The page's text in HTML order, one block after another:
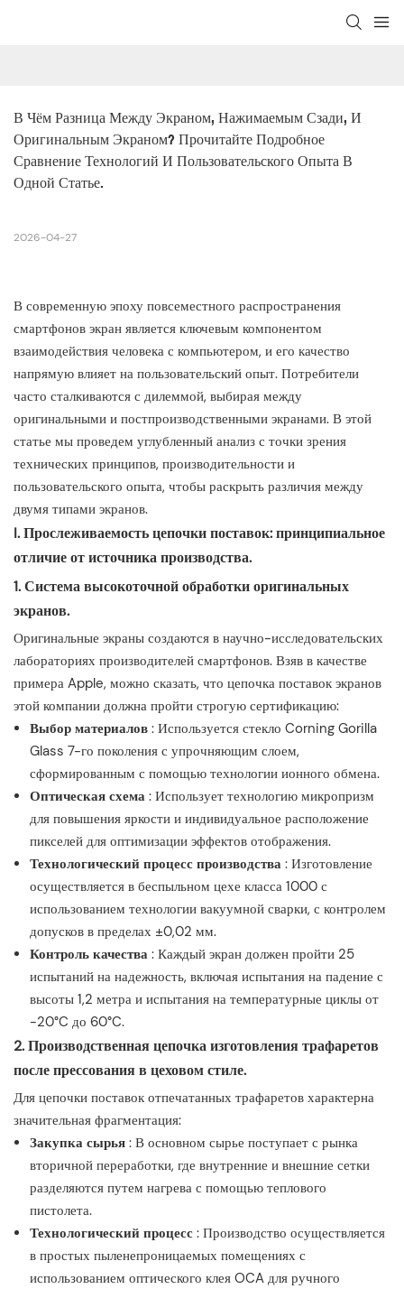
В Чём Разница Между Экраном, Нажимаемым Сзади, И
Оригинальным Экраном? Прочитайте Подробное
Сравнение Технологий И Пользовательского Опыта В
Одной Статье.
2026-04-27
В современную эпоху повсеместного распространения
смартфонов экран является ключевым компонентом
взаимодействия человека с компьютером, и его качество
напрямую влияет на пользовательский опыт. Потребители
часто сталкиваются с дилеммой, выбирая между
оригинальными и постпроизводственными экранами. В этой
статье мы проведем углубленный анализ с точки зрения
технических принципов, производительности и
пользовательского опыта, чтобы раскрыть различия между
двумя типами экранов.
I. Прослеживаемость цепочки поставок: принципиальное
отличие от источника производства.
1. Система высокоточной обработки оригинальных
экранов.
Оригинальные экраны создаются в научно-исследовательских
лабораториях производителей смартфонов. Взяв в качестве
примера Apple, можно сказать, что цепочка поставок экранов
этой компании должна пройти строгую сертификацию:
Выбор материалов : Используется стекло Corning Gorilla
Glass 7-го поколения с упрочняющим слоем,
сформированным с помощью технологии ионного обмена.
Оптическая схема : Использует технологию микропризм
для повышения яркости и индивидуальное расположение
пикселей для оптимизации эффектов отображения.
Технологический процесс производства : Изготовление
осуществляется в беспыльном цехе класса 1000 с
использованием технологии вакуумной сварки, с контролем
допусков в пределах ±0,02 мм.
Контроль качества : Каждый экран должен пройти 25
испытаний на надежность, включая испытания на падение с
высоты 1,2 метра и испытания на температурные циклы от
-20°C до 60°C.
2. Производственная цепочка изготовления трафаретов
после прессования в цеховом стиле.
Для цепочки поставок отпечатанных трафаретов характерна
значительная фрагментация:
Закупка сырья : В основном сырье поступает с рынка
вторичной переработки, где внутренние и внешние сетки
разделяются путем нагрева с помощью теплового
пистолета.
Технологический процесс : Производство осуществляется
в простых пыленепроницаемых помещениях с
использованием оптического клея OCA для ручного